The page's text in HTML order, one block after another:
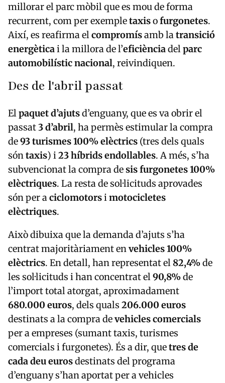
millorar el parc mòbil que es mou de forma
recurrent, com per exempletaxisofurgonetes.
Així, es reafirma elcompromísamb latransició
energèticai la millora de l’eficiènciadelparc
automobilístic nacional, reivindiquen.
Des de l'abril passat
Elpaquet d’ajutsd’enguany, que es va obrir el
passat3 d’abril, ha permès estimular la compra
de93 turismes 100% elèctrics (tres dels quals
sóntaxis) i23 híbrids endollables. A més, s’ha
subvencionat la compra desis furgonetes 100%
elèctriques. La resta de sol·licituds aprovades
són per aciclomotorsimotocicletes
elèctriques.
Això dibuixa que la demanda d’ajuts s’ha
centrat majoritàriament envehicles 100%
elèctrics. En detall, han representat el82,4%de
les sol·licituds i han concentrat el90,8%de
l’import total atorgat, aproximadament
680.000 euros, dels quals 206.000 euros
destinats a la compra devehicles comercials
per a empreses (sumant taxis, turismes
comercials i furgonetes). És a dir, quetres de
cada deu eurosdestinats del programa
d’enguany s’han aportat per a vehicles